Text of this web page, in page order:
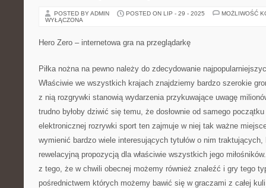
POSTED BY ADMIN POSTED ON LIP - 29 - 2025
MOŻLIWOŚĆ
WYŁĄCZONA
Hero Zero – internetowa gra na przeglądarkę
Piłka nożna na pewno należy do zdecydowanie
Właściwie we wszystkich krajach znajdziemy bardzo szerokie
z nią rozgrywki stanowią wydarzenia przykuwające uwagę
trudno byłoby dziwić się temu, że dosłownie od samego
elektronicznej rozrywki sport ten zajmuje w niej tak ważne
wymienić bardzo wiele interesujących tytułów o nim
rewelacyjną propozycją dla właściwie wszystkich jego
z tego, że w chwili obecnej możemy również znaleźć i gry tego
pośrednictwem których możemy bawić się w graczami z całej